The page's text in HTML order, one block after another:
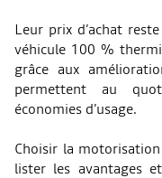
Leur prix d’achat
véhicule 100 %
grâce aux
permettent au
économies d’usage.
Choisir la
lister les avantages